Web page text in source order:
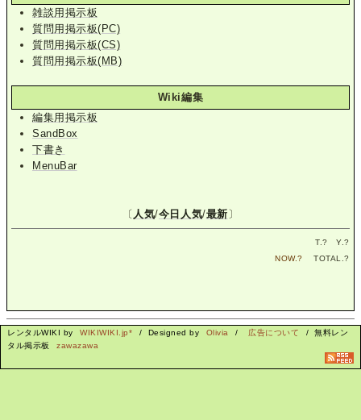
雑談用掲示板
質問用掲示板(PC)
質問用掲示板(CS)
質問用掲示板(MB)
Wiki編集
編集用掲示板
SandBox
下書き
MenuBar
〔 人気/今日人気/最新 〕
T.? Y.?
NOW.? TOTAL.?
レンタルWIKI by WIKIWIKI.jp* / Designed by Olivia / 広告について
/ 無料レン
タル掲示板
zawazawa